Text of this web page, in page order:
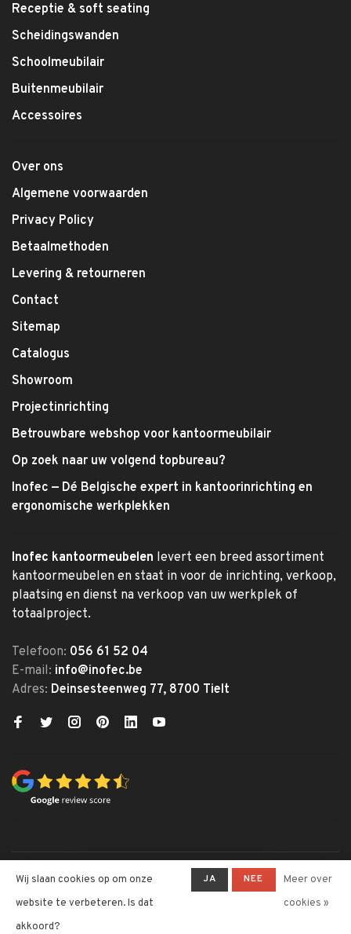
Receptie & soft seating
Scheidingswanden
Schoolmeubilair
Buitenmeubilair
Accessoires
Over ons
Algemene voorwaarden
Privacy Policy
Betaalmethoden
Levering & retourneren
Contact
Sitemap
Catalogus
Showroom
Projectinrichting
Betrouwbare webshop voor kantoormeubilair
Op zoek naar uw volgend topbureau?
Inofec — Dé Belgische expert in kantoorinrichting en
ergonomische werkplekken
Inofec kantoormeubelen levert een breed assortiment
kantoormeubelen en staat in voor de inrichting, verkoop,
plaatsing en dienst na verkoop van uw werkplek of
totaalproject.
Telefoon: 056 61 52 04
E-mail: info@inofec.be
Adres: Deinsesteenweg 77, 8700 Tielt
© Copyright 2026 Inofec
-Inofec Kantoormeubelen krijgt
4,6/ op een totaal van
Wij slaan cookies op om onze
website te verbeteren. Is dat
akkoord?
JA NEE
Meer over
cookies »